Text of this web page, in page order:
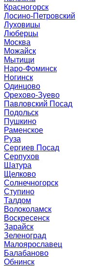
Красногорск
Лосино-Петровский
Луховицы
Люберцы
Москва
Можайск
Мытищи
Наро-Фоминск
Ногинск
Одинцово
Орехово-Зуево
Павловский Посад
Подольск
Пушкино
Раменское
Руза
Сергиев Посад
Серпухов
Шатура
Щелково
Солнечногорск
Ступино
Талдом
Волоколамск
Воскресенск
Зарайск
Зеленоград
Малоярославец
Балабаново
Обнинск